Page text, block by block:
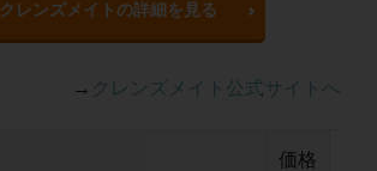
クレンズメイトの詳細を見る
→ クレンズメイト公式サイトへ
価格